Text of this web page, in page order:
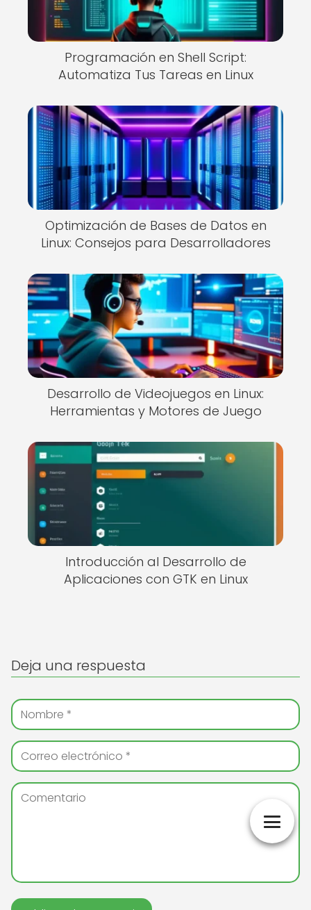
Programación en Shell Script:
Automatiza Tus Tareas en Linux
Optimización de Bases de Datos en
Linux: Consejos para Desarrolladores
Desarrollo de Videojuegos en Linux:
Herramientas y Motores de Juego
Introducción al Desarrollo de
Aplicaciones con GTK en Linux
Deja una respuesta